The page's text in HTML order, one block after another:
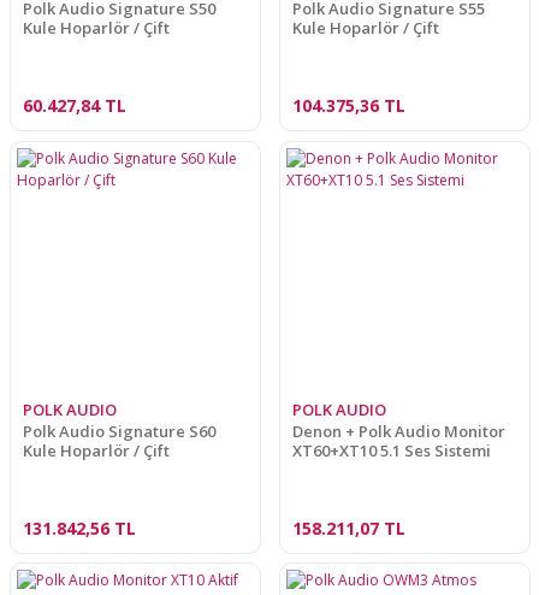
Polk Audio Signature S50
Kule Hoparlör / Çift
60.427,84 TL
Polk Audio Signature S55
Kule Hoparlör / Çift
104.375,36 TL
POLK AUDIO
Polk Audio Signature S60
Kule Hoparlör / Çift
131.842,56 TL
POLK AUDIO
Denon + Polk Audio Monitor
XT60+XT10 5.1 Ses Sistemi
158.211,07 TL